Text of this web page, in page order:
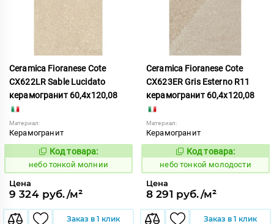
Ceramica Fioranese Cote
CX622LR Sable Lucidato
керамогранит 60,4x120,08
Материал:
Керамогранит
1122178
Код товара:
небо тонкой молнии
Цена
9 324 руб./м²
Заказ в 1 клик
Ceramica Fioranese Cote
CX623ER Gris Esterno R11
керамогранит 60,4x120,08
Материал:
Керамогранит
1122179
Код товара:
небо тонкой молодости
Цена
8 291 руб./м²
Заказ в 1 клик